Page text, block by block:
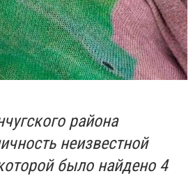
района
неизвестной
было найдено 4